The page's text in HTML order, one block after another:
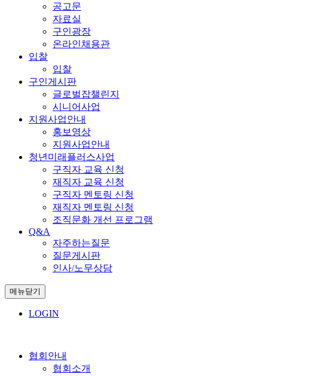
공고문
자료실
구인광장
온라인채용관
입찰
입찰
구인게시판
글로벌잡챌린지
시니어사업
지원사업안내
홍보영상
지원사업안내
청년미래플러스사업
구직자 교육 신청
재직자 교육 신청
구직자 멘토링 신청
재직자 멘토링 신청
조직문화 개선 프로그램
Q&A
자주하는질문
질문게시판
인사/노무상담
메뉴닫기
LOGIN
협회안내
협회소개